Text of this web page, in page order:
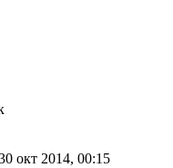
окт 2014, 00:15